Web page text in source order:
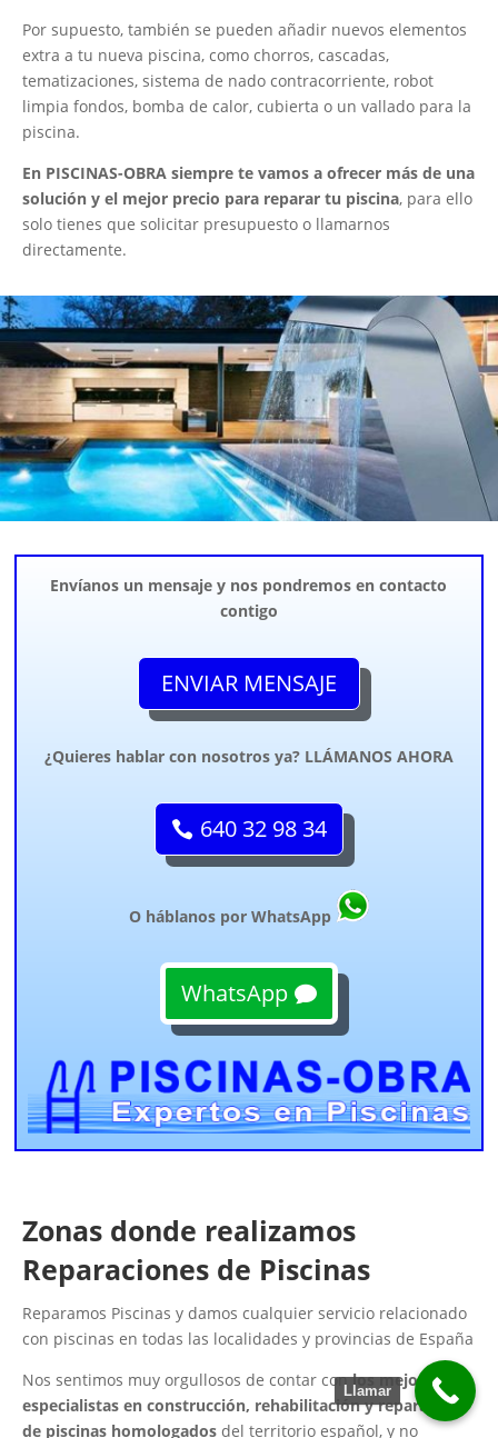
Por supuesto, también se pueden añadir nuevos elementos
extra a tu nueva piscina, como chorros, cascadas,
tematizaciones, sistema de nado contracorriente, robot
limpia fondos, bomba de calor, cubierta o un vallado para la
piscina.
En PISCINAS-OBRA siempre te vamos a ofrecer más de una
solución y el mejor precio para reparar tu piscina, para ello
solo tienes que solicitar presupuesto o llamarnos
directamente.
Envíanos un mensaje y nos pondremos en contacto
contigo
ENVIAR MENSAJE
¿Quieres hablar con nosotros ya? LLÁMANOS AHORA
640 32 98 34
O háblanos por WhatsApp
WhatsApp
Zonas donde realizamos
Reparaciones de Piscinas
Reparamos Piscinas y damos cualquier servicio relacionado
con piscinas en todas las localidades y provincias de España
Nos sentimos muy orgullosos de contar conlos mejores
especialistas en construcción, rehabilitación y reparación
de piscinas homologados del territorio español, y no
Llamar